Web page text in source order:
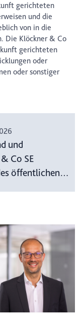
gerichteten
und die
von in die
Die Klöckner & Co
gerichteten
oder
oder sonstiger
und
Co SE
öffentlichen